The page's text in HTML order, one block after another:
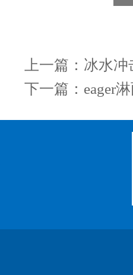
上一篇： 冰水冲
下一篇： eager